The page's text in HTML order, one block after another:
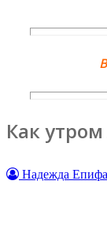
Как утром
Надежда